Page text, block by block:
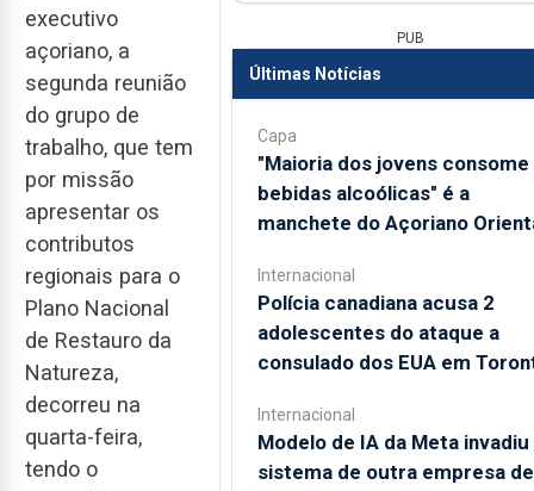
executivo
açoriano, a
segunda reunião
do grupo de
trabalho, que tem
por missão
apresentar os
contributos
regionais para o
Plano Nacional
de Restauro da
Natureza,
decorreu na
quarta-feira,
tendo o
PUB
Últimas Notícias
Capa
"Maioria dos jovens consome
bebidas alcoólicas" é a
manchete do Açoriano
Internacional
Polícia canadiana acusa 2
adolescentes do ataque a
consulado dos EUA em
Internacional
Modelo de IA da Meta invadiu
sistema de outra empresa de